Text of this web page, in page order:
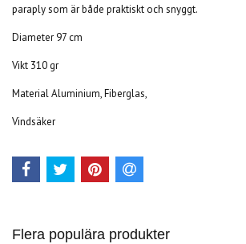
paraply som är både praktiskt och snyggt.
Diameter 97 cm
Vikt 310 gr
Material Aluminium, Fiberglas,
Vindsäker
Flera populära produkter